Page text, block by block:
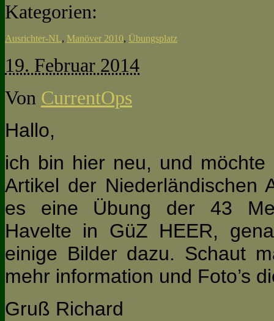
Kategorien:
Ausrichter-NL, Manöver 2010, Übungsplatz
19. Februar 2014
Von CurrentOps
Hallo,
ich bin hier neu, und
Artikel der Niederländischen
es eine Übung der 43
Havelte in GüZ HEER,
einige Bilder dazu. Schaut
mehr information und Foto’s
Gruß Richard